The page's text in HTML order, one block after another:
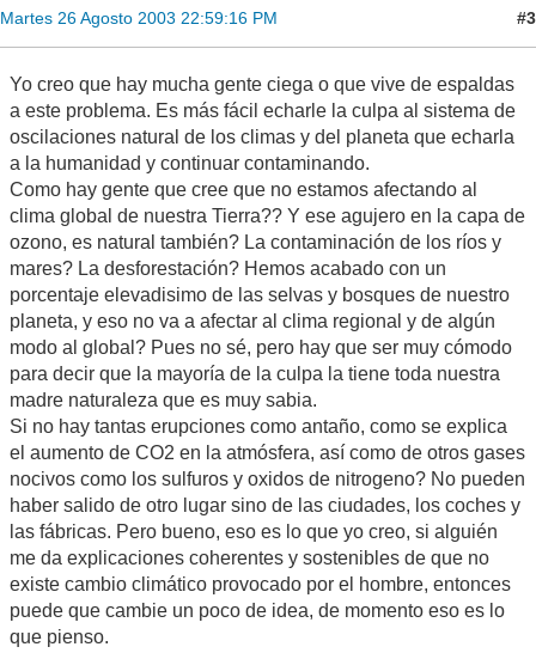
Martes 26 Agosto 2003 22:59:16 PM #3
Yo creo que hay mucha gente ciega o que vive de espaldas
a este problema. Es más fácil echarle la culpa al sistema de
oscilaciones natural de los climas y del planeta que echarla
a la humanidad y continuar contaminando.
Como hay gente que cree que no estamos afectando al
clima global de nuestra Tierra?? Y ese agujero en la capa de
ozono, es natural también? La contaminación de los ríos y
mares? La desforestación? Hemos acabado con un
porcentaje elevadisimo de las selvas y bosques de nuestro
planeta, y eso no va a afectar al clima regional y de algún
modo al global? Pues no sé, pero hay que ser muy cómodo
para decir que la mayoría de la culpa la tiene toda nuestra
madre naturaleza que es muy sabia.
Si no hay tantas erupciones como antaño, como se explica
el aumento de CO2 en la atmósfera, así como de otros gases
nocivos como los sulfuros y oxidos de nitrogeno? No pueden
haber salido de otro lugar sino de las ciudades, los coches y
las fábricas. Pero bueno, eso es lo que yo creo, si alguién
me da explicaciones coherentes y sostenibles de que no
existe cambio climático provocado por el hombre, entonces
puede que cambie un poco de idea, de momento eso es lo
que pienso.